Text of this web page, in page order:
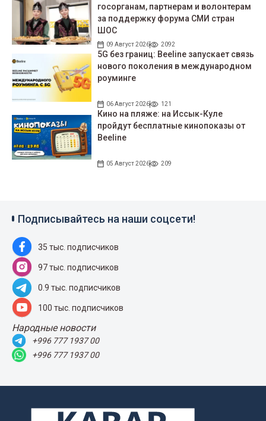
госорганам, партнерам и волонтерам
за поддержку форума СМИ стран
ШОС
09 Август 2026 2092
5G без границ: Beeline запускает связь
нового поколения в международном
роуминге
06 Август 2026 121
Кино на пляже: на Иссык-Куле
пройдут беcплатные кинопоказы от
Beeline
05 Август 2026 209
Подписывайтесь на наши соцсети!
35 тыс. подписчиков
97 тыс. подписчиков
0.9 тыс. подписчиков
100 тыс. подписчиков
Народные новости
+996 777 1937 00
+996 777 1937 00